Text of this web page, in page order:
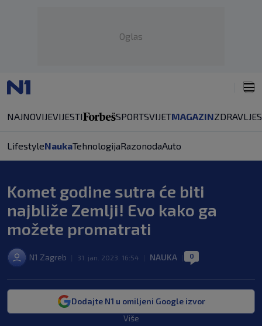
Oglas
NAJNOVIJEVIJESTI SPORTSVIJETMAGAZINZDRAVLJE
LifestyleNaukaTehnologijaRazonodaAuto
Komet godine sutra će biti
najbliže Zemlji! Evo kako ga
možete promatrati
N1 Zagreb 31. jan. 2023. 16:54 NAUKA 0
Dodajte N1 u omiljeni Google izvor
Više